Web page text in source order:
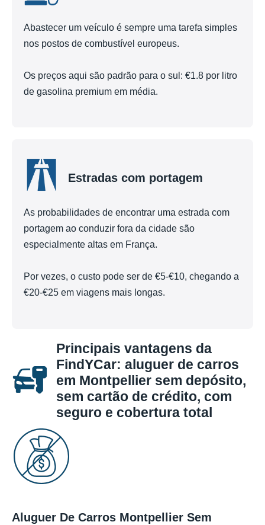
Abastecer um veículo é sempre uma tarefa simples
nos postos de combustível europeus.
Os preços aqui são padrão para o sul: €1.8 por litro
de gasolina premium em média.
Estradas com portagem
As probabilidades de encontrar uma estrada com
portagem ao conduzir fora da cidade são
especialmente altas em França.
Por vezes, o custo pode ser de €5-€10, chegando a
€20-€25 em viagens mais longas.
Principais vantagens da
FindYCar: aluguer de carros
em Montpellier sem depósito,
sem cartão de crédito, com
seguro e cobertura total
Aluguer De Carros Montpellier Sem